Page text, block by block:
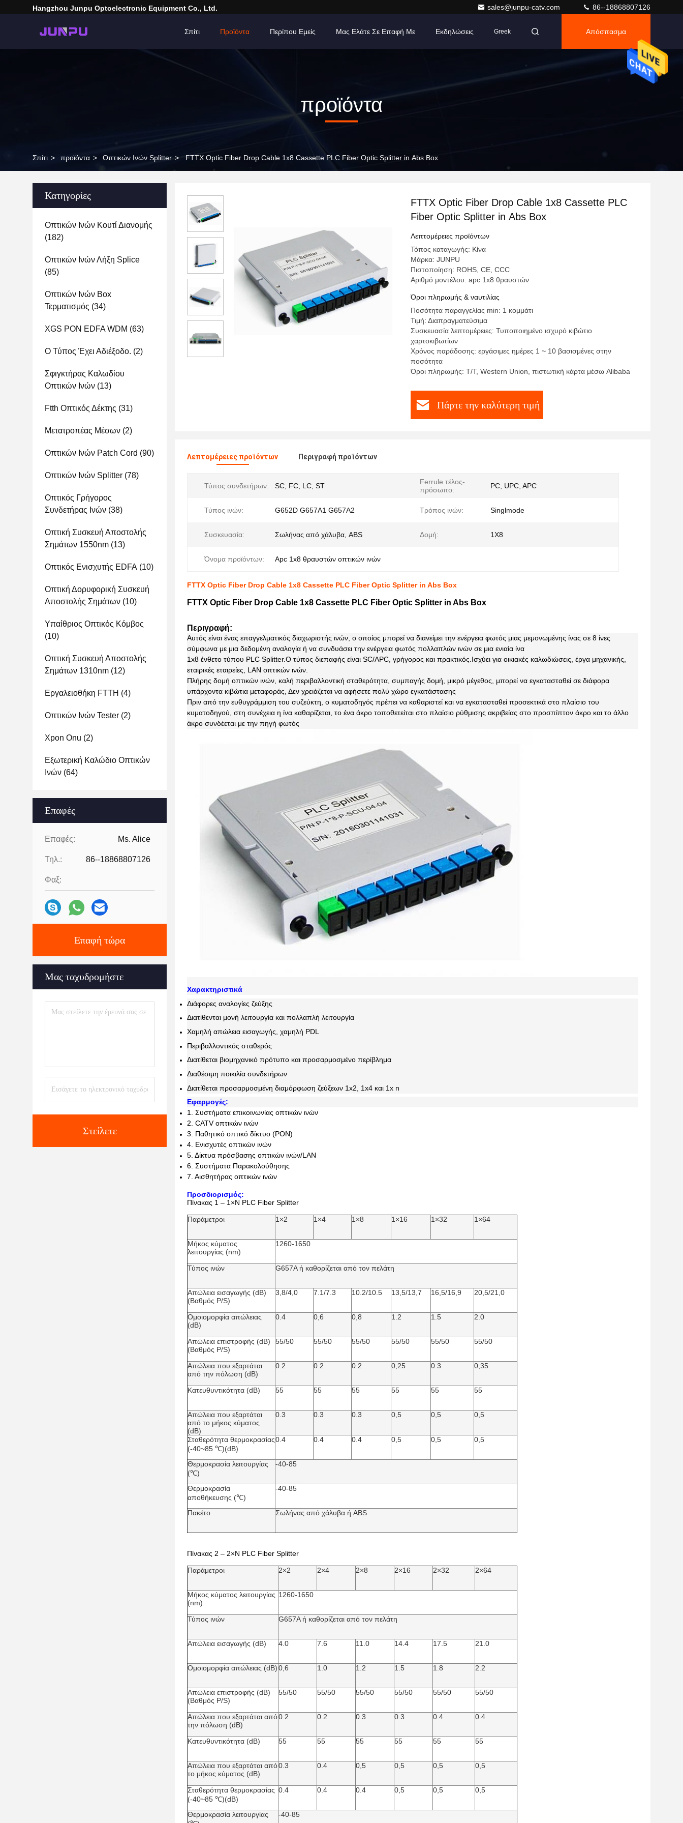
Hangzhou Junpu Optoelectronic Equipment Co., Ltd. sales@junpu-catv.com 86--18868807126
Σπίτι Προϊόντα Περίπου Εμείς Μας Ελάτε Σε Επαφή Με Εκδηλώσεις Greek Απόσπασμα
προϊόντα
Σπίτι > προϊόντα > Οπτικών Ινών Splitter > FTTX Optic Fiber Drop Cable 1x8 Cassette PLC Fiber Optic Splitter in Abs Box
Κατηγορίες
Οπτικών Ινών Κουτί Διανομής
(182)
Οπτικών Ινών Λήξη Splice
(85)
Οπτικών Ινών Box
Τερματισμός (34)
XGS PON EDFA WDM (63)
Ο Τύπος Έχει Αδιέξοδο. (2)
Σφιγκτήρας Καλωδίου
Οπτικών Ινών (13)
Ftth Οπτικός Δέκτης (31)
Μετατροπέας Μέσων (2)
Οπτικών Ινών Patch Cord (90)
Οπτικών Ινών Splitter (78)
Οπτικός Γρήγορος
Συνδετήρας Ινών (38)
Οπτική Συσκευή Αποστολής
Σημάτων 1550nm (13)
Οπτικός Ενισχυτής EDFA (10)
Οπτική Δορυφορική Συσκευή
Αποστολής Σημάτων (10)
Υπαίθριος Οπτικός Κόμβος
(10)
Οπτική Συσκευή Αποστολής
Σημάτων 1310nm (12)
Εργαλειοθήκη FTTH (4)
Οπτικών Ινών Tester (2)
Xpon Onu (2)
Εξωτερική Καλώδιο Οπτικών
Ινών (64)
Επαφές
Επαφές: Ms. Alice
Τηλ.: 86--18868807126
Φαξ:
Επαφή τώρα
Μας ταχυδρομήστε
Στείλετε
FTTX Optic Fiber Drop Cable 1x8 Cassette PLC
Fiber Optic Splitter in Abs Box
Λεπτομέρειες προϊόντων
Τόπος καταγωγής: Κίνα
Μάρκα: JUNPU
Πιστοποίηση: ROHS, CE, CCC
Αριθμό μοντέλου: apc 1x8 θραυστών
Όροι πληρωμής & ναυτιλίας
Ποσότητα παραγγελίας min: 1 κομμάτι
Τιμή: Διαπραγματεύσιμα
Συσκευασία λεπτομέρειες: Τυποποιημένο ισχυρό κιβώτιο
χαρτοκιβωτίων
Χρόνος παράδοσης: εργάσιμες ημέρες 1 ~ 10 βασισμένες στην
ποσότητα
Όροι πληρωμής: T/T, Western Union, πιστωτική κάρτα μέσω Alibaba
Πάρτε την καλύτερη τιμή
Λεπτομέρειες προϊόντων Περιγραφή προϊόντων
Τύπος συνδετήρων: SC, FC, LC, ST
Ferrule τέλος-
πρόσωπο:
PC, UPC, APC
Τύπος ινών: G652D G657A1 G657A2 Τρόπος ινών: Singlmode
Συσκευασία: Σωλήνας από χάλυβα, ABS Δομή: 1X8
Όνομα προϊόντων: Apc 1x8 θραυστών οπτικών ινών
FTTX Optic Fiber Drop Cable 1x8 Cassette PLC Fiber Optic Splitter in Abs Box
FTTX Optic Fiber Drop Cable 1x8 Cassette PLC Fiber Optic Splitter in Abs Box
Περιγραφή:
Αυτός είναι ένας επαγγελματικός διαχωριστής ινών, ο οποίος μπορεί να διανείμει την ενέργεια φωτός μιας μεμονωμένης ίνας σε 8 ίνες
σύμφωνα με μια δεδομένη αναλογία ή να συνδυάσει την ενέργεια φωτός πολλαπλών ινών σε μια ενιαία ίνα
1x8 ένθετο τύπου PLC Splitter.Ο τύπος διεπαφής είναι SC/APC, γρήγορος και πρακτικός.Ισχύει για οικιακές καλωδιώσεις, έργα μηχανικής,
εταιρικές εταιρείες, LAN οπτικών ινών.
Πλήρης δομή οπτικών ινών, καλή περιβαλλοντική σταθερότητα, συμπαγής δομή, μικρό μέγεθος, μπορεί να εγκατασταθεί σε διάφορα
υπάρχοντα κιβώτια μεταφοράς, Δεν χρειάζεται να αφήσετε πολύ χώρο εγκατάστασης
Πριν από την ευθυγράμμιση του συζεύκτη, ο κυματοδηγός πρέπει να καθαριστεί και να εγκατασταθεί προσεκτικά στο πλαίσιο του
κυματοδηγού, στη συνέχεια η ίνα καθαρίζεται, το ένα άκρο τοποθετείται στο πλαίσιο ρύθμισης ακριβείας στο προσπίπτον άκρο και το άλλο
άκρο συνδέεται με την πηγή φωτός
Χαρακτηριστικά
Διάφορες αναλογίες ζεύξης
Διατίθενται μονή λειτουργία και πολλαπλή λειτουργία
Χαμηλή απώλεια εισαγωγής, χαμηλή PDL
Περιβαλλοντικός σταθερός
Διατίθεται βιομηχανικό πρότυπο και προσαρμοσμένο περίβλημα
Διαθέσιμη ποικιλία συνδετήρων
Διατίθεται προσαρμοσμένη διαμόρφωση ζεύξεων 1x2, 1x4 και 1x n
Εφαρμογές:
1. Συστήματα επικοινωνίας οπτικών ινών
2. CATV οπτικών ινών
3. Παθητικό οπτικό δίκτυο (PON)
4. Ενισχυτές οπτικών ινών
5. Δίκτυα πρόσβασης οπτικών ινών/LAN
6. Συστήματα Παρακολούθησης
7. Αισθητήρας οπτικών ινών
Προσδιορισμός:
Πίνακας 1 – 1×N PLC Fiber Splitter
Παράμετροι 1×2 1×4 1×8 1×16 1×32 1×64
Μήκος κύματος
λειτουργίας (nm)
1260-1650
Τύπος ινών G657A ή καθορίζεται από τον πελάτη
Απώλεια εισαγωγής (dB)
(Βαθμός P/S)
3,8/4,0 7.1/7.3 10.2/10.5 13,5/13,7 16,5/16,9 20,5/21,0
Ομοιομορφία απώλειας
(dB)
0.4 0,6 0,8 1.2 1.5 2.0
Απώλεια επιστροφής (dB)
(Βαθμός P/S)
55/50 55/50 55/50 55/50 55/50 55/50
Απώλεια που εξαρτάται
από την πόλωση (dB)
0.2 0.2 0.2 0,25 0.3 0,35
Κατευθυντικότητα (dB) 55 55 55 55 55 55
Απώλεια που εξαρτάται
από το μήκος κύματος
(dB)
0.3 0.3 0.3 0,5 0,5 0,5
Σταθερότητα θερμοκρασίας
(-40~85 ℃)(dB)
0.4 0.4 0.4 0,5 0,5 0,5
Θερμοκρασία λειτουργίας
(℃)
-40-85
Θερμοκρασία
αποθήκευσης (℃)
-40-85
Πακέτο Σωλήνας από χάλυβα ή ABS
Πίνακας 2 – 2×N PLC Fiber Splitter
Παράμετροι 2×2 2×4 2×8 2×16 2×32 2×64
Μήκος κύματος λειτουργίας
(nm)
1260-1650
Τύπος ινών G657A ή καθορίζεται από τον πελάτη
Απώλεια εισαγωγής (dB) 4.0 7.6 11.0 14.4 17.5 21.0
Ομοιομορφία απώλειας (dB)0,6 1.0 1.2 1.5 1.8 2.2
Απώλεια επιστροφής (dB)
(Βαθμός P/S)
55/50 55/50 55/50 55/50 55/50 55/50
Απώλεια που εξαρτάται από
την πόλωση (dB)
0.2 0.2 0.3 0.3 0.4 0.4
Κατευθυντικότητα (dB) 55 55 55 55 55 55
Απώλεια που εξαρτάται από
το μήκος κύματος (dB)
0.3 0.4 0,5 0,5 0,5 0,5
Σταθερότητα θερμοκρασίας
(-40~85 ℃)(dB)
0.4 0.4 0.4 0,5 0,5 0,5
Θερμοκρασία λειτουργίας
-40-85